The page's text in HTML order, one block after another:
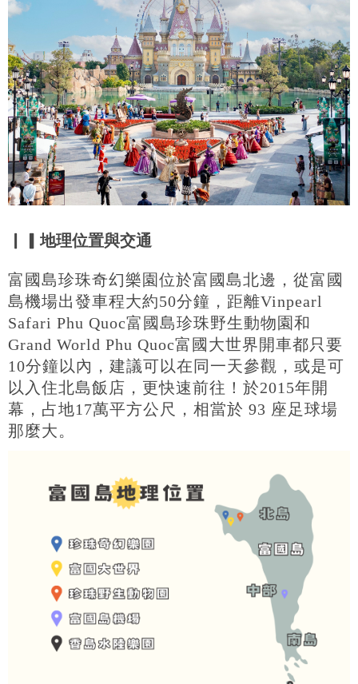
▏▎地理位置與交通
富國島珍珠奇幻樂園位於富國島北邊，從富國
島機場出發車程大約50分鐘，距離Vinpearl
Safari Phu Quoc富國島珍珠野生動物園和
Grand World Phu Quoc富國大世界開車都只要
10分鐘以內，建議可以在同一天參觀，或是可
以入住北島飯店，更快速前往！於2015年開
幕，占地17萬平方公尺，相當於 93 座足球場
那麼大。